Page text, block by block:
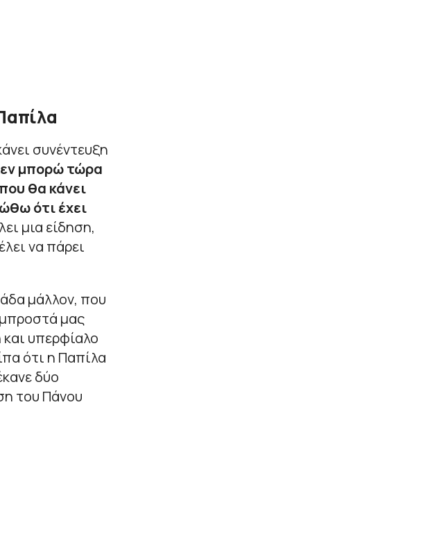
συνέντευξη
μπορώ τώρα
θα κάνει
ότι έχει
μια είδηση,
να πάρει
μάλλον, που
μας
υπερφίαλο
ότι η Παπίλα
δύο
του Πάνου